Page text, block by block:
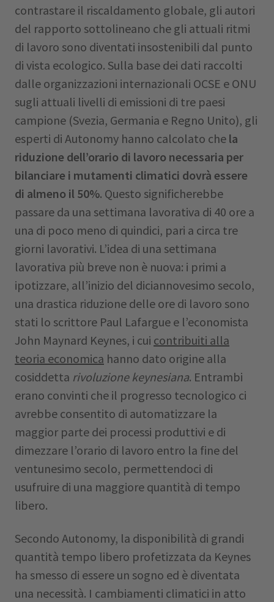
contrastare il riscaldamento globale, gli autori
del rapporto sottolineano che gli attuali ritmi
di lavoro sono diventati insostenibili dal punto
di vista ecologico. Sulla base dei dati raccolti
dalle organizzazioni internazionali OCSE e ONU
sugli attuali livelli di emissioni di tre paesi
campione (Svezia, Germania e Regno Unito), gli
esperti di Autonomy hanno calcolato che la
riduzione dell’orario di lavoro necessaria per
bilanciare i mutamenti climatici dovrà essere
di almeno il 50%. Questo significherebbe
passare da una settimana lavorativa di 40 ore a
una di poco meno di quindici, pari a circa tre
giorni lavorativi. L’idea di una settimana
lavorativa più breve non è nuova: i primi a
ipotizzare, all’inizio del diciannovesimo secolo,
una drastica riduzione delle ore di lavoro sono
stati lo scrittore Paul Lafargue e l’economista
John Maynard Keynes, i cui contribuiti alla
teoria economica hanno dato origine alla
cosiddetta rivoluzione keynesiana. Entrambi
erano convinti che il progresso tecnologico ci
avrebbe consentito di automatizzare la
maggior parte dei processi produttivi e di
dimezzare l’orario di lavoro entro la fine del
ventunesimo secolo, permettendoci di
usufruire di una maggiore quantità di tempo
libero.
Secondo Autonomy, la disponibilità di grandi
quantità tempo libero profetizzata da Keynes
ha smesso di essere un sogno ed è diventata
una necessità. I cambiamenti climatici in atto